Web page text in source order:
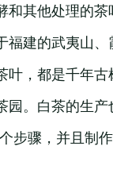
和其他处理的茶
福建的武夷山
叶，都是千年
。白茶的生产
步骤，并且制